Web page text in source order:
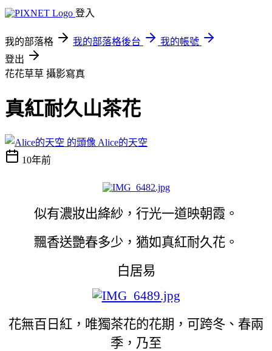
登入
我的部落格 我的部落格後台
我的帳號
登出
花花草草 攝影寫真
真紅耐久山茶花
Alice的天空
10年前
似有濃妝出絳紗，行光一道映朝霞。
飄香送艷春多少，猶如真紅耐久花。
白居易
花無百日紅，唯獨茶花的花期，可跨冬、春兩
季，乃至